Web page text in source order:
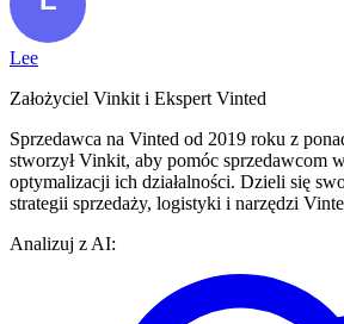
Lee
Założyciel Vinkit i Ekspert Vinted
Sprzedawca na Vinted od 2019 roku z
stworzył Vinkit, aby pomóc sprzedawcom
optymalizacji ich działalności. Dzieli się
strategii sprzedaży, logistyki i narzędzi
Analizuj z AI: